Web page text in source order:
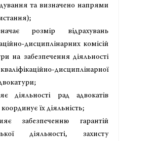
та визначено напрями
розмір відрахувань
дисциплінарних комісій
на забезпечення діяльності
дисциплінарної
діяльності рад адвокатів
координує їх діяльність;
забезпеченню гарантій
діяльності, захисту